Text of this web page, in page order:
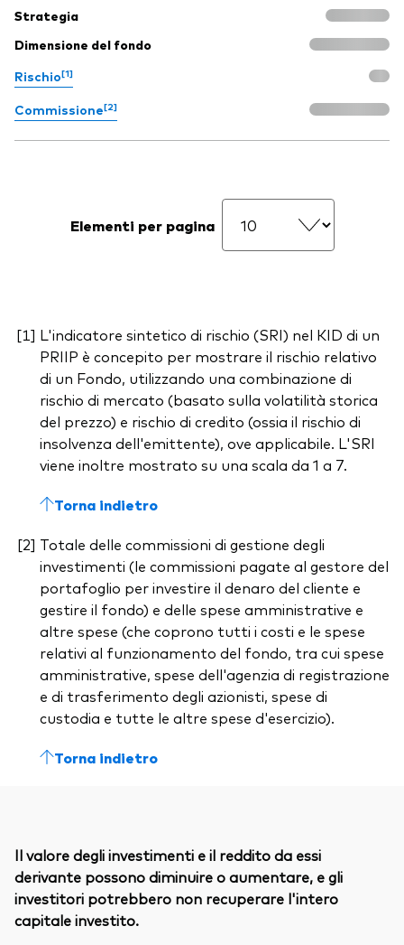
Strategia
Dimensione del fondo
Rischio[1]
Commissione[2]
Elementi per pagina
L'indicatore sintetico di rischio (SRI) nel KID di un
PRIIP è concepito per mostrare il rischio relativo
di un Fondo, utilizzando una combinazione di
rischio di mercato (basato sulla volatilità storica
del prezzo) e rischio di credito (ossia il rischio di
insolvenza dell'emittente), ove applicabile. L'SRI
viene inoltre mostrato su una scala da 1 a 7.
Torna indietro
Totale delle commissioni di gestione degli
investimenti (le commissioni pagate al gestore del
portafoglio per investire il denaro del cliente e
gestire il fondo) e delle spese amministrative e
altre spese (che coprono tutti i costi e le spese
relativi al funzionamento del fondo, tra cui spese
amministrative, spese dell'agenzia di registrazione
e di trasferimento degli azionisti, spese di
custodia e tutte le altre spese d'esercizio).
Torna indietro
Il valore degli investimenti e il reddito da essi
derivante possono diminuire o aumentare, e gli
investitori potrebbero non recuperare l'intero
capitale investito.